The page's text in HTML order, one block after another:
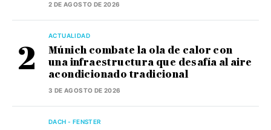
2 DE AGOSTO DE 2026
ACTUALIDAD
Múnich combate la ola de calor con
una infraestructura que desafía al aire
acondicionado tradicional
3 DE AGOSTO DE 2026
DACH - FENSTER